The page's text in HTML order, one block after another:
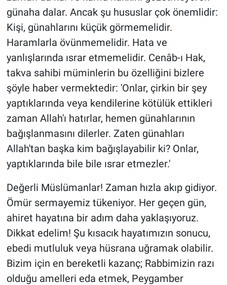
günaha dalar. Ancak şu hususlar çok önemlidir:
Kişi, günahlarını küçük görmemelidir.
Haramlarla övünmemelidir. Hata ve
yanlışlarında ısrar etmemelidir. Cenâb-ı Hak,
takva sahibi müminlerin bu özelliğini bizlere
şöyle haber vermektedir: 'Onlar, çirkin bir şey
yaptıklarında veya kendilerine kötülük ettikleri
zaman Allah'ı hatırlar, hemen günahlarının
bağışlanmasını dilerler. Zaten günahları
Allah'tan başka kim bağışlayabilir ki? Onlar,
yaptıklarında bile bile ısrar etmezler.'
Değerli Müslümanlar! Zaman hızla akıp gidiyor.
Ömür sermayemiz tükeniyor. Her geçen gün,
ahiret hayatına bir adım daha yaklaşıyoruz.
Dikkat edelim! Şu kısacık hayatımızın sonucu,
ebedi mutluluk veya hüsrana uğramak olabilir.
Bizim için en bereketli kazanç; Rabbimizin razı
olduğu amelleri eda etmek, Peygamber